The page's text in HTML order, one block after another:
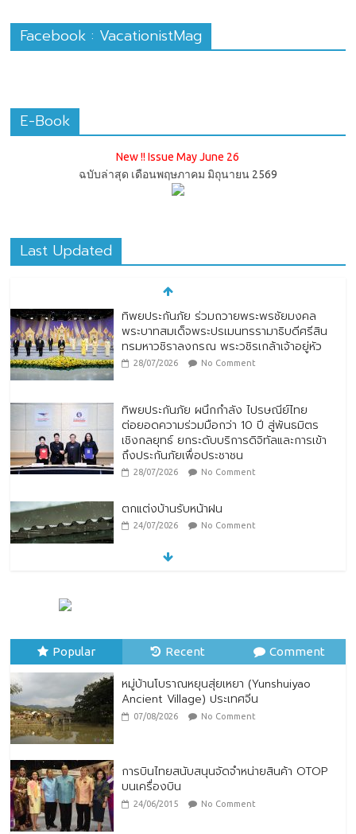
Facebook : VacationistMag
E-Book
New !! Issue May June 26
ฉบับล่าสุด เดือนพฤษภาคม มิถุนายน 2569
Last Updated
ทิพยประกันภัย ร่วมถวายพระพรชัยมงคล
พระบาทสมเด็จพระปรเมนทรรามาธิบดีศรีสิน
ทรมหาวชิราลงกรณ พระวชิรเกล้าเจ้าอยู่หัว
28/07/2026 No Comment
ทิพยประกันภัย ผนึกกำลัง ไปรษณีย์ไทย
ต่อยอดความร่วมมือกว่า 10 ปี สู่พันธมิตร
เชิงกลยุทธ์ ยกระดับบริการดิจิทัลและการเข้า
ถึงประกันภัยเพื่อประชาชน
28/07/2026 No Comment
ตกแต่งบ้านรับหน้าฝน
24/07/2026 No Comment
Popular Recent Comment
หมู่บ้านโบราณหยุนสุ่ยเหยา (Yunshuiyao
Ancient Village) ประเทศจีน
07/08/2026 No Comment
การบินไทยสนับสนุนจัดจำหน่ายสินค้า OTOP
บนเครื่องบิน
24/06/2015 No Comment